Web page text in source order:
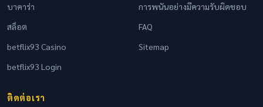
บาคาร่า
สล็อต
betflix93 Casino
betflix93 Login
การพนันอย่างมีความรับผิดชอบ
FAQ
Sitemap
ติดต่อเรา